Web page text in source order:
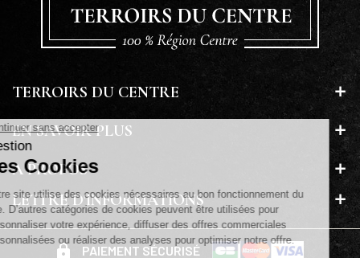
TERROIRS DU CENTRE
EN SAVOIR PLUS
A PROPOS
LETTRE D'INFORMATIONS
PAIEMENT SÉCURISÉ